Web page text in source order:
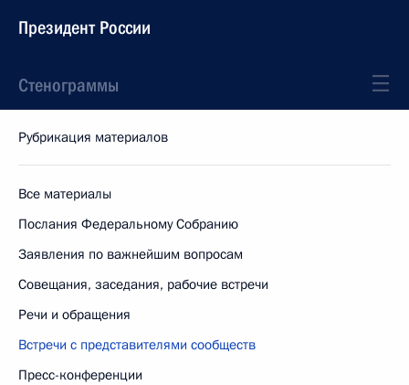
Президент России
Стенограммы
Рубрикация материалов
Все материалы
Послания Федеральному Собранию
Заявления по важнейшим вопросам
Совещания, заседания, рабочие встречи
Речи и обращения
Встречи с представителями сообществ
Пресс-конференции